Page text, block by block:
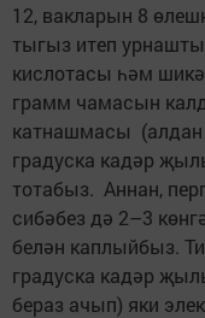
12, вакларын 8
тыгыз итеп
кислотасы һәм
грамм чамасын
катнашмасы (алдан
градуска кадәр
тотабыз. Аннан,
сибәбез дә 2–3
белән каплыйбыз.
градуска кадәр
бераз ачып) яки